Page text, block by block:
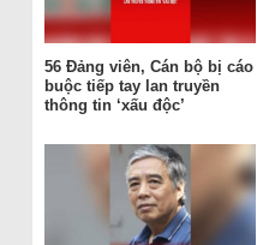
56 Đảng viên, Cán bộ bị cáo
buộc tiếp tay lan truyền
thông tin ‘xấu độc’